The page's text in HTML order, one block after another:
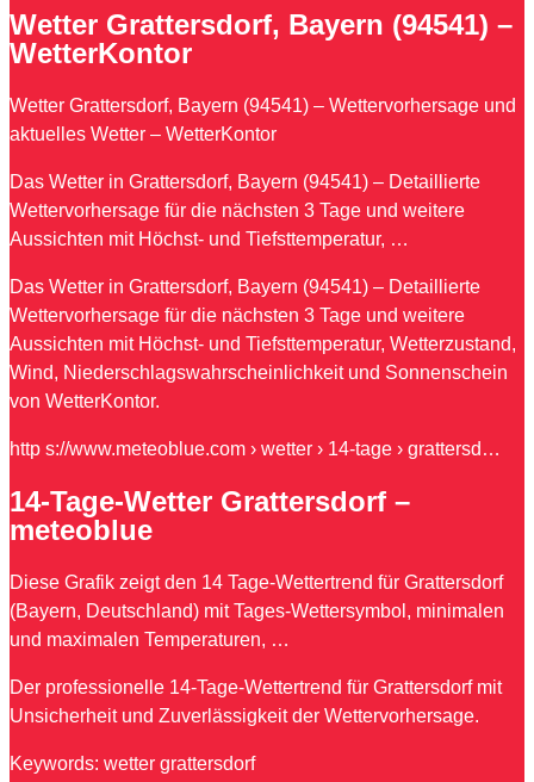
Wetter Grattersdorf, Bayern (94541) –
WetterKontor
Wetter Grattersdorf, Bayern (94541) – Wettervorhersage und
aktuelles Wetter – WetterKontor
Das Wetter in Grattersdorf, Bayern (94541) – Detaillierte
Wettervorhersage für die nächsten 3 Tage und weitere
Aussichten mit Höchst- und Tiefsttemperatur, …
Das Wetter in Grattersdorf, Bayern (94541) – Detaillierte
Wettervorhersage für die nächsten 3 Tage und weitere
Aussichten mit Höchst- und Tiefsttemperatur, Wetterzustand,
Wind, Niederschlagswahrscheinlichkeit und Sonnenschein
von WetterKontor.
http s://www.meteoblue.com › wetter › 14-tage › grattersd…
14-Tage-Wetter Grattersdorf –
meteoblue
Diese Grafik zeigt den 14 Tage-Wettertrend für Grattersdorf
(Bayern, Deutschland) mit Tages-Wettersymbol, minimalen
und maximalen Temperaturen, …
Der professionelle 14-Tage-Wettertrend für Grattersdorf mit
Unsicherheit und Zuverlässigkeit der Wettervorhersage.
Keywords: wetter grattersdorf